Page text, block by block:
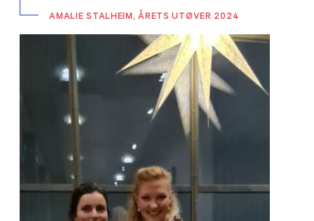
AMALIE STALHEIM, ÅRETS UTØVER 2024